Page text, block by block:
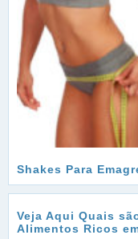
Shakes Para
Veja Aqui Quais
Alimentos Ricos